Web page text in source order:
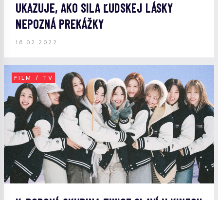
UKAZUJE, AKO SILA ĽUDSKEJ LÁSKY
NEPOZNÁ PREKÁŽKY
16.02.2022
FILM / TV